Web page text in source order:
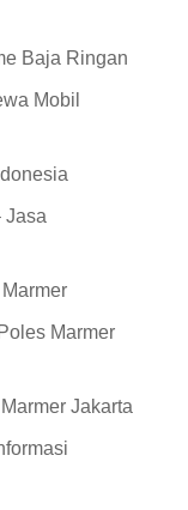
Baja Ringan
Mobil
Jasa
Marmer
Jakarta